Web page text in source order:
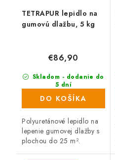
TETRAPUR lepidlo na
gumovú dlažbu, 5 kg
Skladom - dodanie do
5 dní
(33 ks)
€86,90
DO KOŠÍKA
Polyuretánové lepidlo na
lepenie gumovej dlažby s
plochou do 25 m².